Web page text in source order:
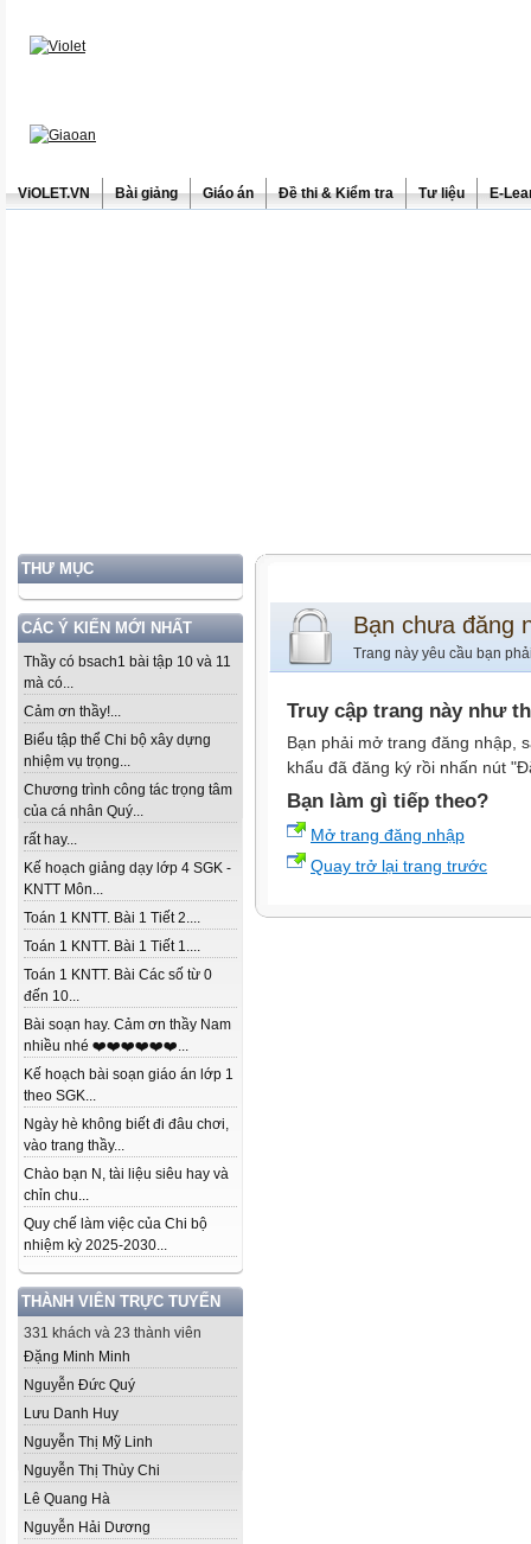
ViOLET.VN Bài giảng Giáo án Đề thi & Kiểm tra Tư liệu E-
THƯ MỤC
CÁC Ý KIẾN MỚI NHẤT
Thầy có bsach1 bài tập 10 và 11
mà có...
Cảm ơn thầy!...
Biểu tập thể Chi bộ xây dựng
nhiệm vụ trọng...
Chương trình công tác trọng tâm
của cá nhân Quý...
rất hay...
Kế hoạch giảng dạy lớp 4 SGK -
KNTT Môn...
Toán 1 KNTT. Bài 1 Tiết 2....
Toán 1 KNTT. Bài 1 Tiết 1....
Toán 1 KNTT. Bài Các số từ 0
đến 10...
Bài soạn hay. Cảm ơn thầy Nam
nhiều nhé ❤️❤️❤️❤️❤️❤️...
Kế hoạch bài soạn giáo án lớp 1
theo SGK...
Ngày hè không biết đi đâu chơi,
vào trang thầy...
Chào bạn N, tài liệu siêu hay và
chỉn chu...
Quy chế làm việc của Chi bộ
nhiệm kỳ 2025-2030...
THÀNH VIÊN TRỰC TUYẾN
331 khách và 23 thành viên
Đặng Minh Minh
Nguyễn Đức Quý
Lưu Danh Huy
Nguyễn Thị Mỹ Linh
Nguyễn Thị Thùy Chi
Lê Quang Hà
Nguyễn Hải Dương
Bạn chưa đăng
Trang này yêu cầu bạn
Truy cập trang này như
Bạn phải mở trang đăng nhập,
khẩu đã đăng ký rồi nhấn nút
Bạn làm gì tiếp theo?
Mở trang đăng nhập
Quay trở lại trang trước